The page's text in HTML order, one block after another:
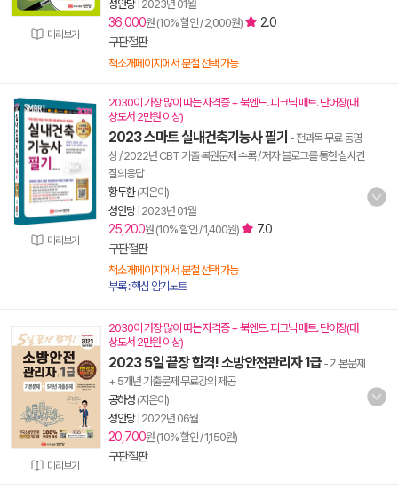
미리보기
성안당| 2023년 01월
36,000원 (10% 할인 / 2,000원)
2.0
구판절판
책소개페이지에서 분철 선택 가능
미리보기
2030이 가장 많이 따는 자격증 + 북엔드. 피크닉 매트. 단어장(대
상도서 2만원 이상)
2023 스마트 실내건축기능사 필기 - 전과목 무료 동영
상 / 2022년 CBT 기출 복원문제 수록 / 저자 블로그를 통한 실시간
질의응답
황두환(지은이)
성안당| 2023년 01월
25,200원 (10% 할인 / 1,400원)
7.0
구판절판
책소개페이지에서 분철 선택 가능
부록 : 핵심 암기노트
미리보기
2030이 가장 많이 따는 자격증 + 북엔드. 피크닉 매트. 단어장(대
상도서 2만원 이상)
2023 5일 끝장 합격! 소방안전관리자 1급 - 기본문제
+ 5개년 기출문제 무료강의 제공
공하성 (지은이)
성안당| 2022년 06월
20,700원 (10% 할인 / 1,150원)
구판절판